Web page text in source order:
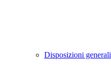
Disposizioni generali